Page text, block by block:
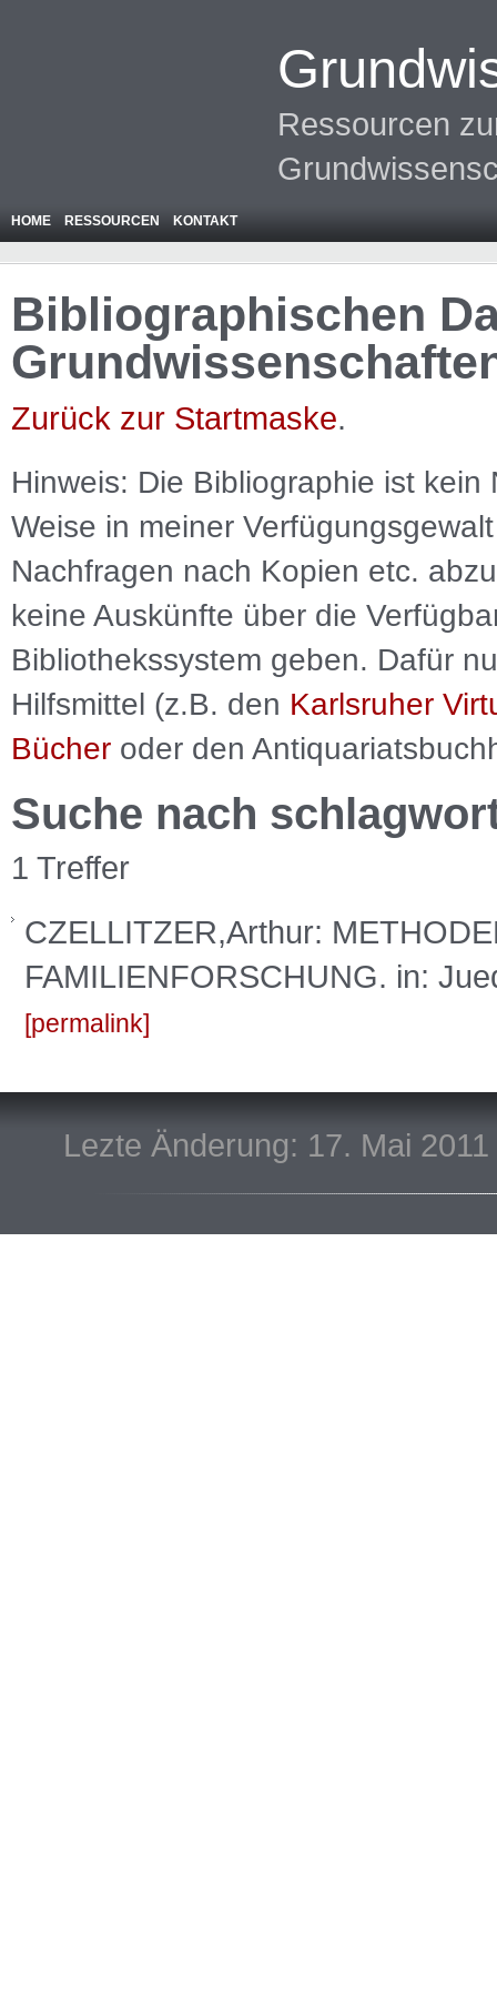
Ressourcen
HOME RESSOURCEN KONTAKT
Bibliographischen
Zurück zur Startmaske.
Hinweis: Die Bibliographie ist kein
Weise in meiner
Nachfragen nach Kopien etc.
keine Auskünfte über die
Bibliothekssystem geben. Dafür
Hilfsmittel (z.B. den Karlsruher
Bücher oder den
Suche nach
1 Treffer
CZELLITZER,Arthur:
FAMILIENFORSCHUNG. in:
permalink
Lezte Änderung: 17. Mai